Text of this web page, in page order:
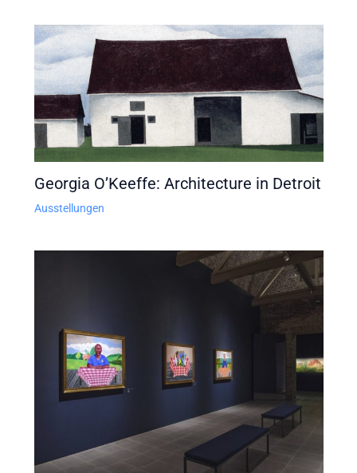
Georgia O’Keeffe: Architecture in Detroit
Ausstellungen